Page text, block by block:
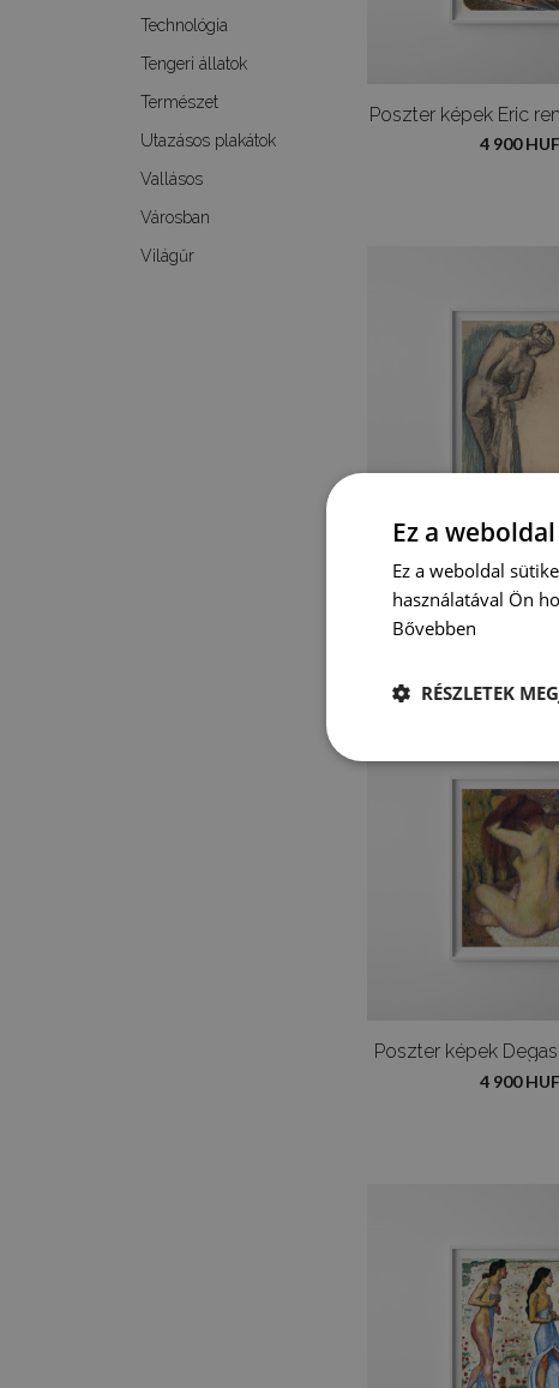
Technológia
Tengeri állatok
Természet
Utazásos plakátok
Vallásos
Városban
Világűr
4 900 HUF
4 900 HUF
Poszter képek
4 900 HUF
Ez a
Ez a weboldal
használatával Ön
Bővebben
RÉSZLETEK